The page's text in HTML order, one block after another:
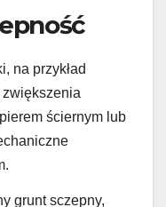
na przykład
ściernym lub
grunt sczepny,